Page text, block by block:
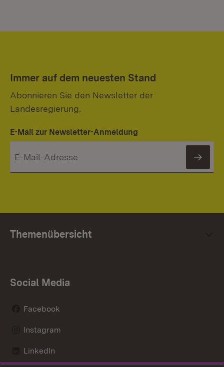
Immer auf dem neuesten Stand
Abonnieren Sie den Newsletter der
Landesregierung.
E-Mail zur Newsletter-Anmeldung
Themenübersicht
Social Media
Facebook
Instagram
LinkedIn